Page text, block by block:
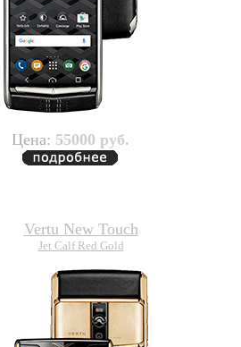
Цена: 55000 руб.
Vertu New Touch
Jet Calf Red Gold